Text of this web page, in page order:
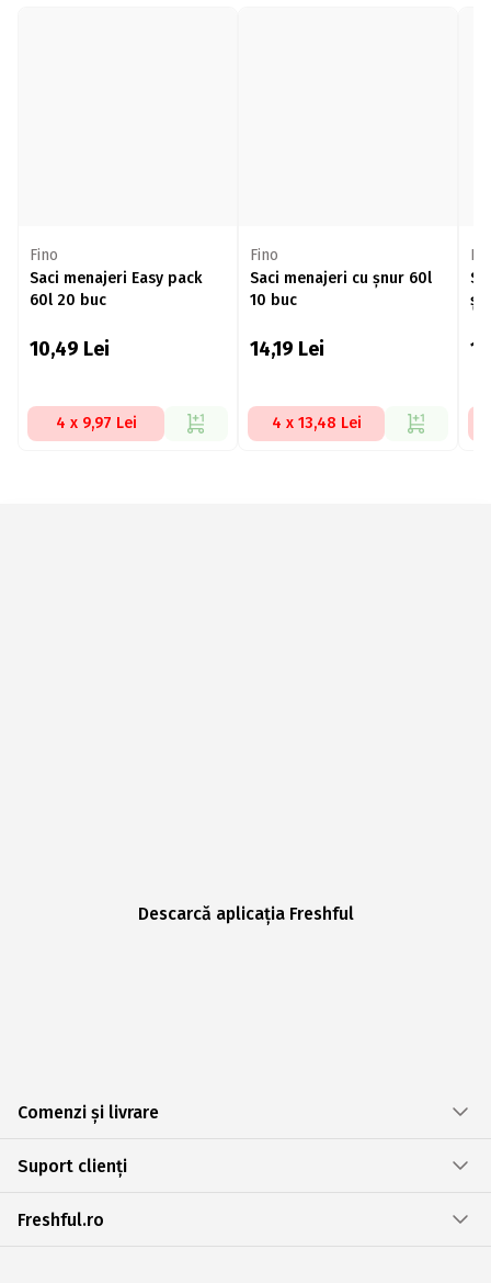
Fino
Saci menajeri Easy pack
60l 20 buc
10,49 Lei
4 x 9,97 Lei
Fino
Saci menajeri cu șnur 60l
10 buc
14,19 Lei
4 x 13,48 Lei
Descarcă aplicația Freshful
Comenzi și livrare
Suport clienți
Freshful.ro